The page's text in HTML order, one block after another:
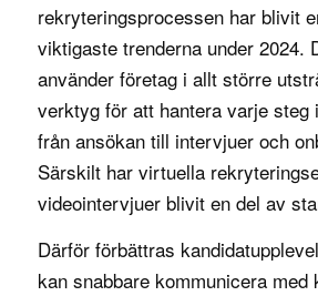
rekryteringsprocessen har blivit
viktigaste trenderna under 2024.
använder företag i allt större
verktyg för att hantera varje steg
från ansökan till intervjuer och
Särskilt har virtuella
videointervjuer blivit en del av
Därför förbättras
kan snabbare kommunicera med